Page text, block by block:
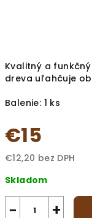
Kvalitný a
dreva uľahčuje
Balenie: 1 ks
€15
€12,20 bez DPH
cena:
Skladom
+
−